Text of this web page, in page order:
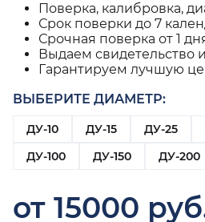
Поверка, калибровка,
Срок поверки до 7
Срочная поверка от 1
Выдаем
Гарантируем лучшую
ВЫБЕРИТЕ ДИАМЕТР:
ДУ-10 ДУ-15 ДУ-25
ДУ-100
ДУ-150 ДУ-200
от 15000